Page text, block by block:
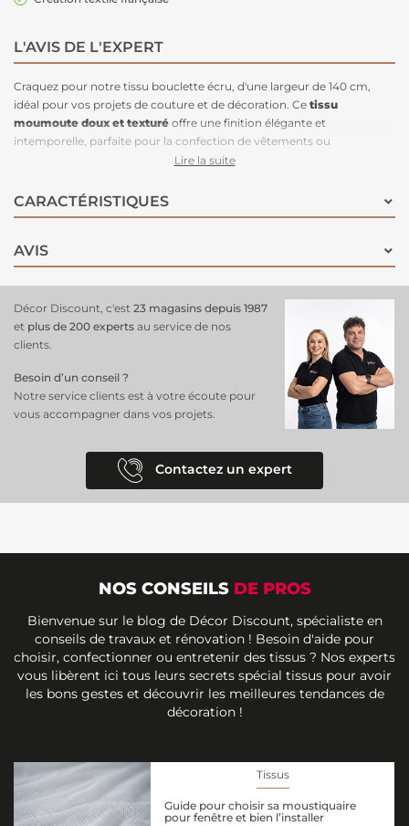
L'AVIS DE L'EXPERT
Craquez pour notre tissu bouclette écru, d'une largeur de 140 cm,
idéal pour vos projets de couture et de décoration. Ce tissu
moumoute doux et texturé offre une finition élégante et
intemporelle, parfaite pour la confection de vêtements ou
d'accessoires comme des coussins. Sa couleur écru neutre et
classique au plus moderne. Facile à travailler et agréable au toucher,
letissu boucletteécru est un choix parfait pour apporter confort et
Lire la suite
CARACTÉRISTIQUES
AVIS
Décor Discount, c'est 23 magasins depuis 1987
et plus de 200 experts au service de nos
clients.
Besoin d’un conseil ?
Notre service clients est à votre écoute pour
vous accompagner dans vos projets.
Contactez un expert
NOS CONSEILS DE PROS
Bienvenue sur le blog de Décor Discount, spécialiste en
conseils de travaux et rénovation ! Besoin d'aide pour
choisir, confectionner ou entretenir des tissus ? Nos experts
vous libèrent ici tous leurs secrets spécial tissus pour avoir
les bons gestes et découvrir les meilleures tendances de
décoration !
Tissus
Guide pour choisir sa moustiquaire
pour fenêtre et bien l’installer